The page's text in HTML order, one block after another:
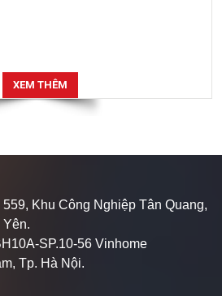
XEM THÊM
Khu Công Nghiệp Tân Quang,
Yên.
SP.10-56 Vinhome
Tp. Hà Nội.